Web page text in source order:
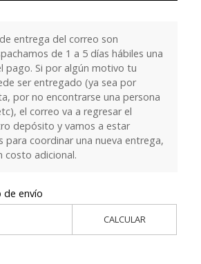
entrega del correo son
de 1 a 5 días hábiles una
pago. Si por algún motivo tu
ser entregado (ya sea por
por no encontrarse una persona
el correo va a regresar el
depósito y vamos a estar
para coordinar una nueva entrega,
costo adicional.
de envío
CALCULAR